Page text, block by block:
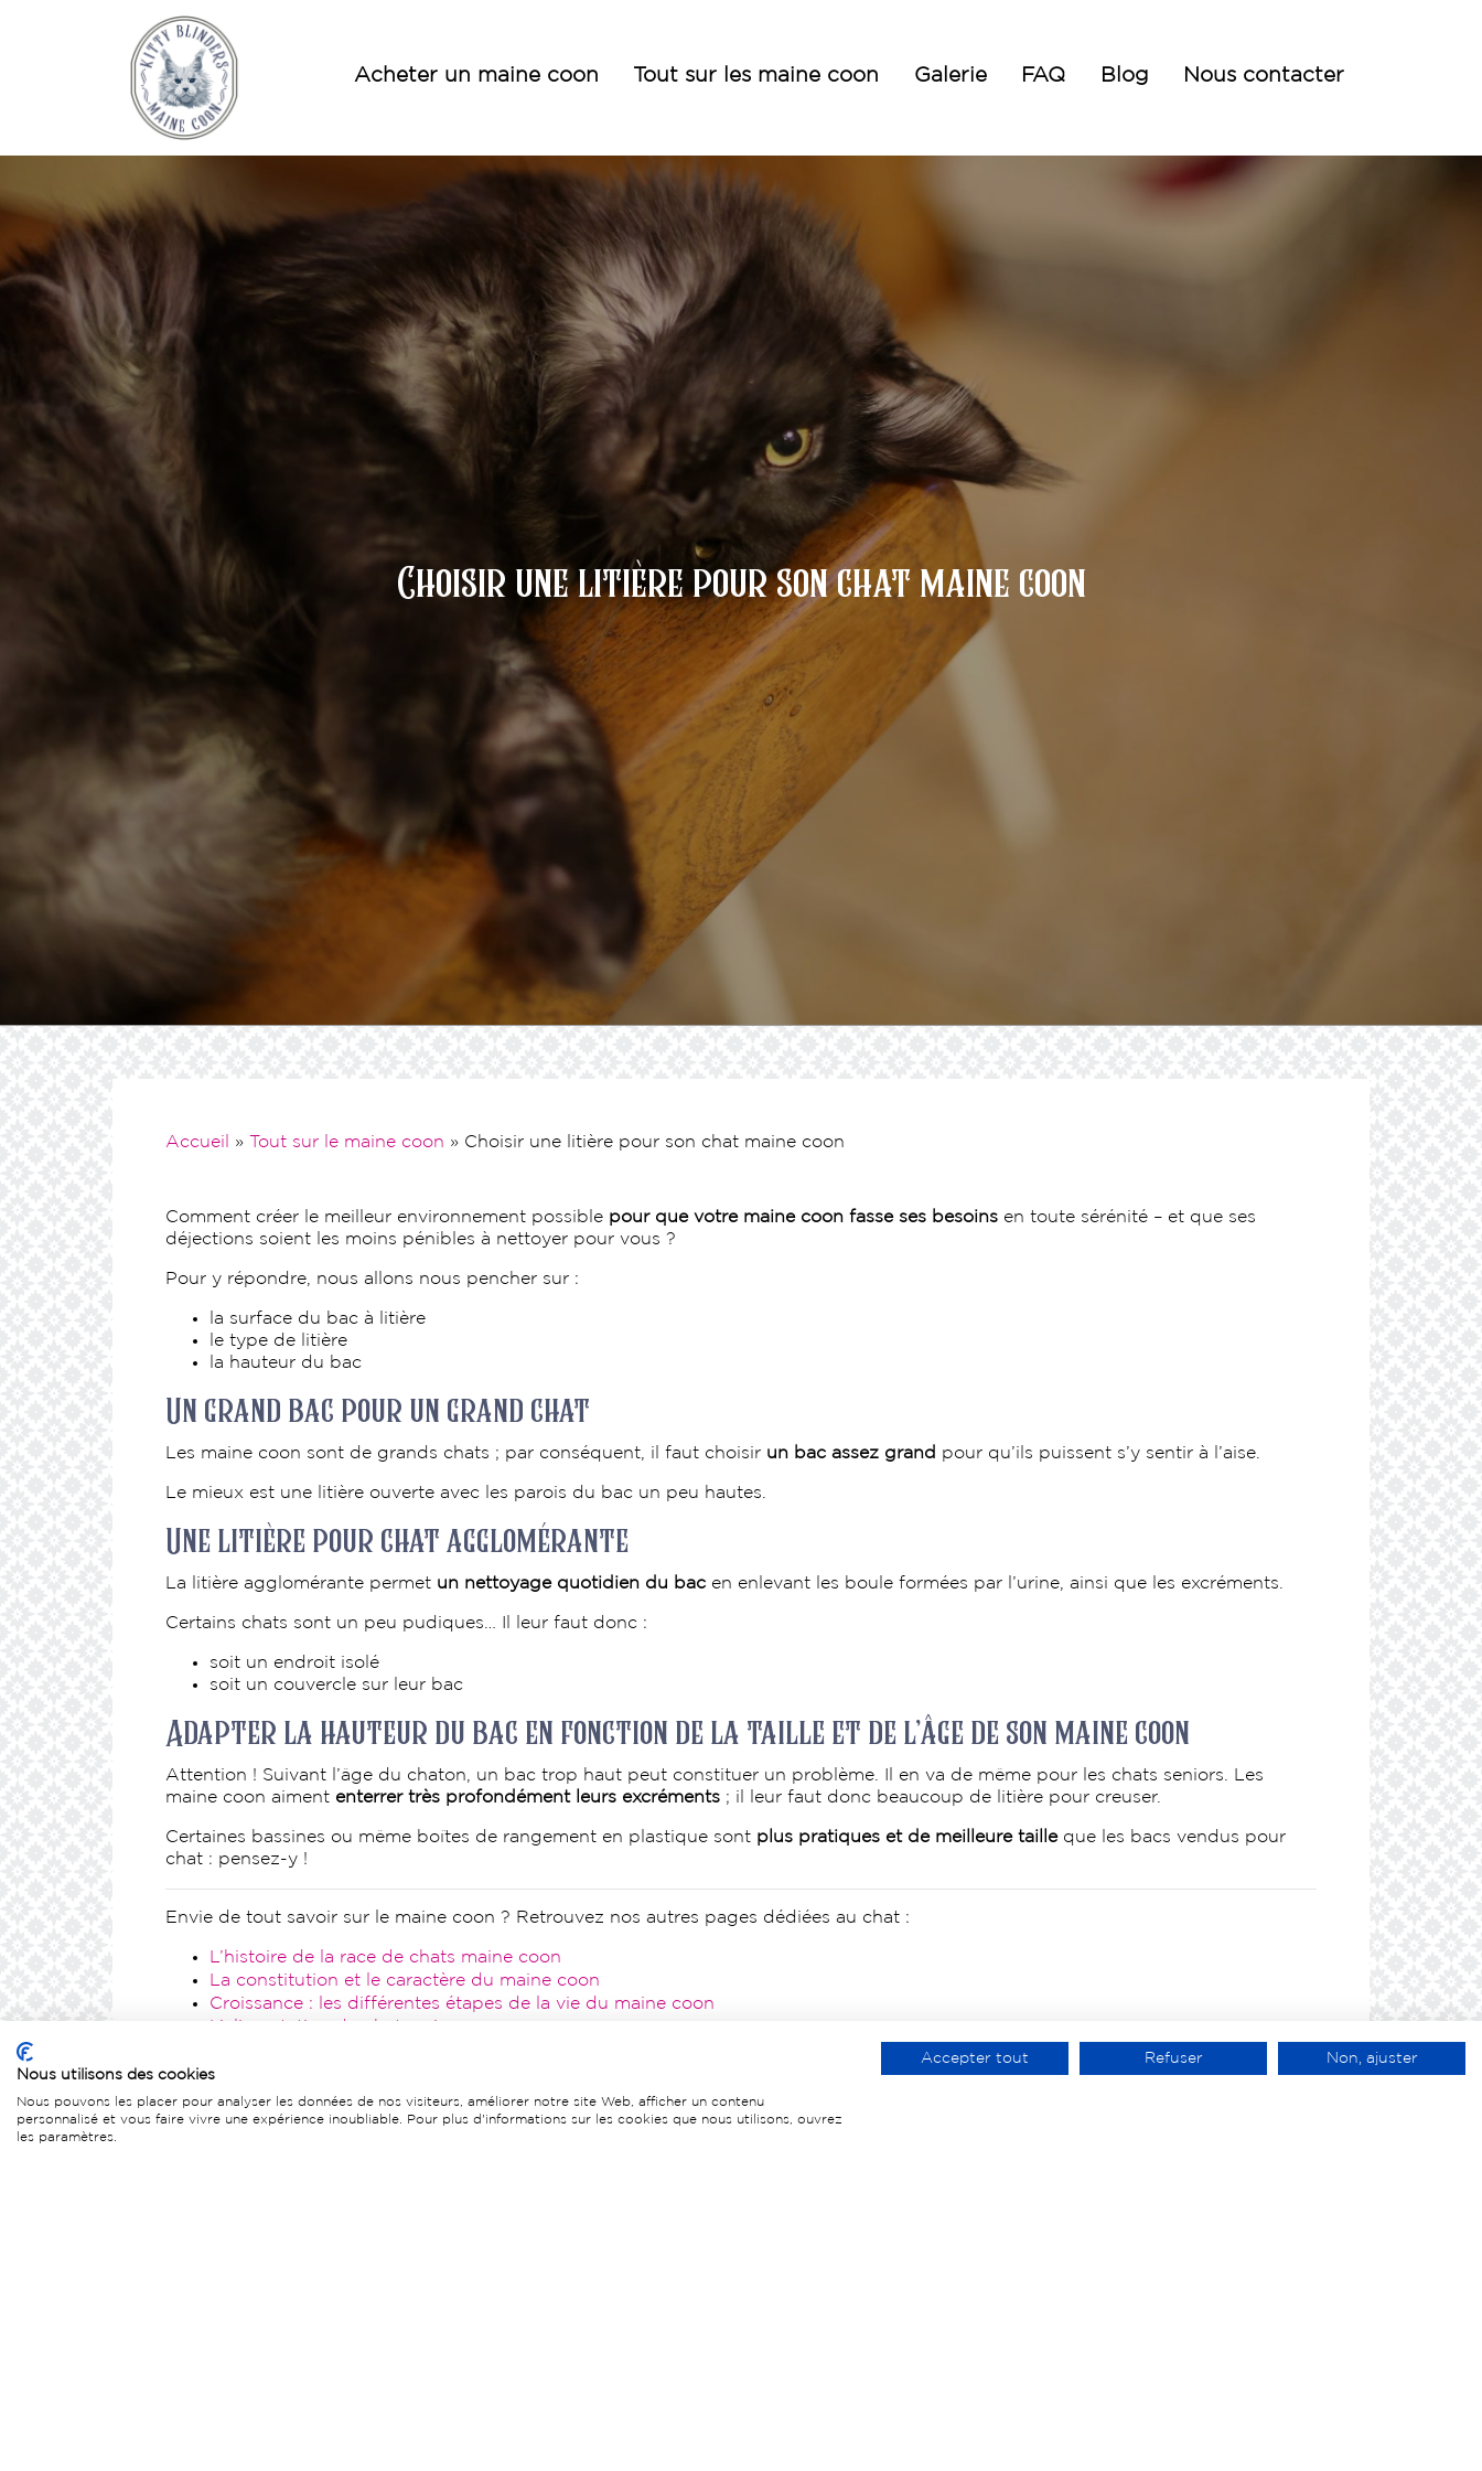
Acheter un maine coon Tout sur les maine coon Galerie FAQ Blog Nous contacter
Choisir une litière pour son chat maine coon
Accueil » Tout sur le maine coon » Choisir une litière pour son chat maine coon
Comment créer le meilleur environnement possible pour que votre maine coon fasse ses besoins en toute sérénité – et que ses
déjections soient les moins pénibles à nettoyer pour vous ?
Pour y répondre, nous allons nous pencher sur :
la surface du bac à litière
le type de litière
la hauteur du bac
Un grand bac pour un grand chat
Les maine coon sont de grands chats ; par conséquent, il faut choisir un bac assez grand pour qu’ils puissent s’y sentir à l’aise.
Le mieux est une litière ouverte avec les parois du bac un peu hautes.
Une litière pour chat agglomérante
La litière agglomérante permet un nettoyage quotidien du bac en enlevant les boule formées par l’urine, ainsi que les excréments.
Certains chats sont un peu pudiques… Il leur faut donc :
soit un endroit isolé
soit un couvercle sur leur bac
Adapter la hauteur du bac en fonction de la taille et de l’âge de son maine coon
Attention ! Suivant l’âge du chaton, un bac trop haut peut constituer un problème. Il en va de même pour les chats seniors. Les
maine coon aiment enterrer très profondément leurs excréments ; il leur faut donc beaucoup de litière pour creuser.
Certaines bassines ou même boîtes de rangement en plastique sont plus pratiques et de meilleure tailleque les bacs vendus pour
chat : pensez-y !
Envie de tout savoir sur le maine coon ? Retrouvez nos autres pages dédiées au chat :
L’histoire de la race de chats maine coon
La constitution et le caractère du maine coon
Croissance : les différentes étapes de la vie du maine coon
Nous utilisons des cookies
Nous pouvons les placer pour analyser les données de nos visiteurs, améliorer notre site Web, afficher un contenu
personnalisé et vous faire vivre une expérience inoubliable. Pour plus d'informations sur les cookies que nous utilisons, ouvrez
les paramètres.
Accepter tout Refuser Non, ajuster